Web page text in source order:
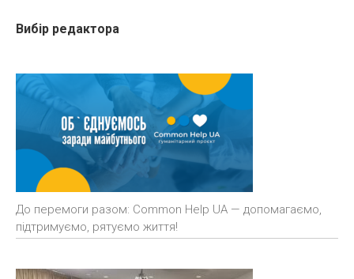
Вибір редактора
До перемоги разом: Common Help UA — допомагаємо,
підтримуємо, рятуємо життя!